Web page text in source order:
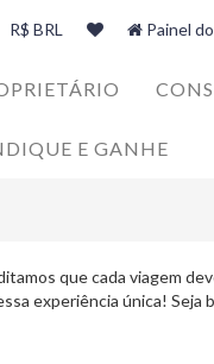
R$ BRL Painel
E GANHE
que cada viagem
experiência única! Seja